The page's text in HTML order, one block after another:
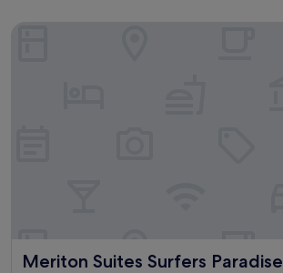
Meriton Suites Surfers Paradise
Meriton Suites Surfers Paradise